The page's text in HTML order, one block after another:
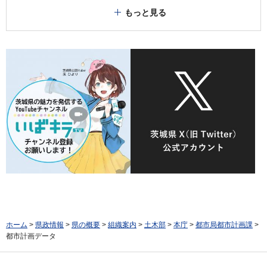
もっと見る
ホーム > 県政情報 > 県の概要 > 組織案内 > 土木部 > 本庁 > 都市局都市計画課 >
都市計画データ